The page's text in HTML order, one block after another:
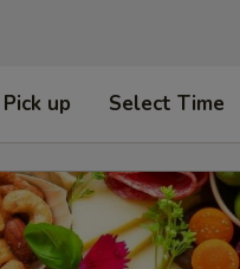
Pick up Select Time